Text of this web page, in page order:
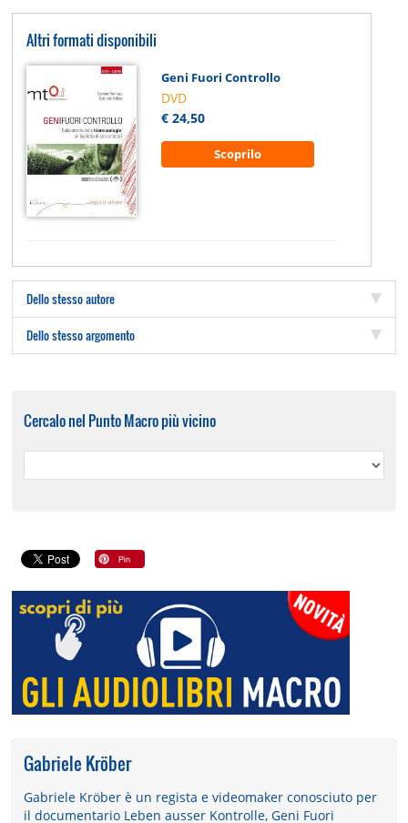
Altri formati disponibili
Geni Fuori Controllo
DVD
€ 24,50
Scoprilo
Dello stesso autore
Dello stesso argomento
Cercalo nel Punto Macro più vicino
Gabriele Kröber
Gabriele Kröber è un regista e videomaker conosciuto per
il documentario Leben ausser Kontrolle, Geni Fuori